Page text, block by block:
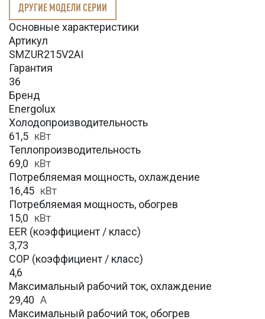
ДРУГИЕ МОДЕЛИ СЕРИИ
Основные характеристики
Артикул
SMZUR215V2AI
Гарантия
36
Бренд
Energolux
Холодопроизводительность
61,5 кВт
Теплопроизводительность
69,0 кВт
Потребляемая мощность, охлаждение
16,45 кВт
Потребляемая мощность, обогрев
15,0 кВт
EER (коэффициент / класс)
3,73
COP (коэффициент / класс)
4,6
Максимальный рабочий ток, охлаждение
29,40 A
Максимальный рабочий ток, обогрев